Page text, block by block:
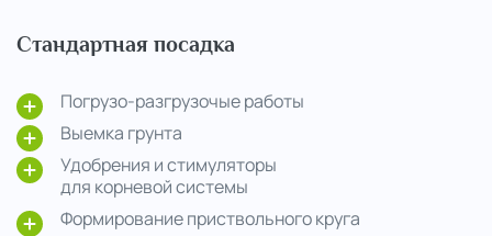
Стандартная посадка
Погрузо-разгрузочые работы
Выемка грунта
Удобрения и стимуляторы
для корневой системы
Формирование приствольного круга